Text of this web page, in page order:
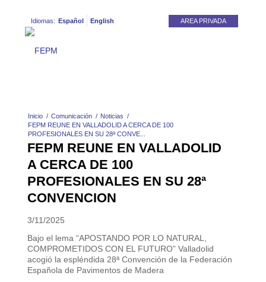
AREA PRIVADA
Idiomas: Español English
Inicio / Comunicación / Noticias
/
FEPM REUNE EN VALLADOLID A CERCA DE 100
PROFESIONALES EN SU 28ª CONVE...
FEPM REUNE EN VALLADOLID
A CERCA DE 100
PROFESIONALES EN SU 28ª
CONVENCION
3/11/2025
Bajo el lema “APOSTANDO POR LO NATURAL,
COMPROMETIDOS CON EL FUTURO” Valladolid
acogió la espléndida 28ª Convención de la Federación
Española de Pavimentos de Madera